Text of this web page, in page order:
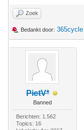
Zoek
Bedankt door: 365cycle
PietV*
Banned
Berichten: 1.562
Topics: 16